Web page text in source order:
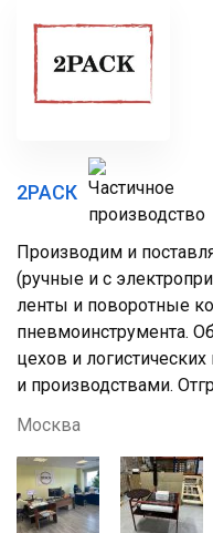
2РАСК
Производим и
(ручные и с
ленты и поворотные
пневмоинструмента.
цехов и
и производствами.
Москва